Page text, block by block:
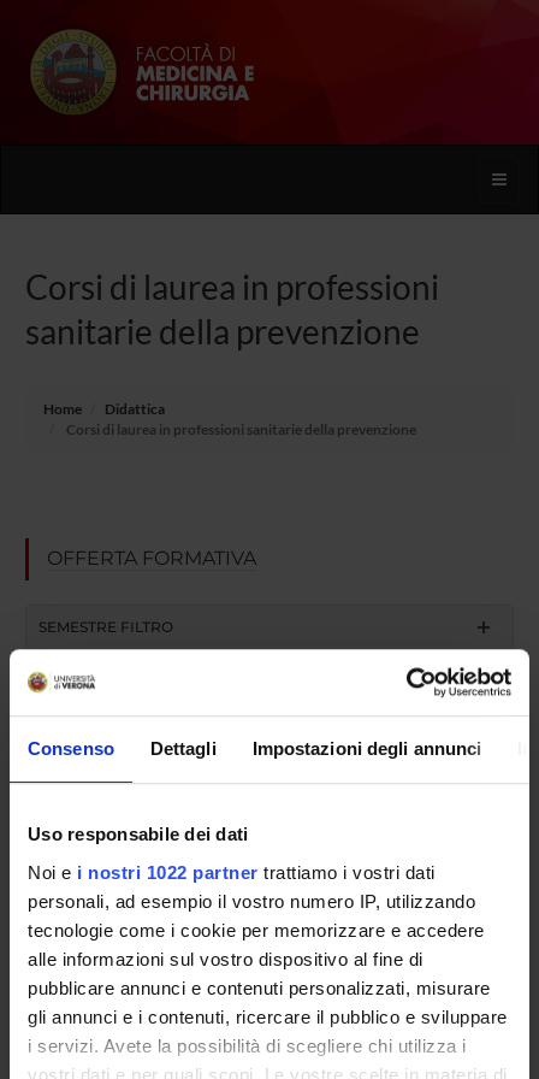
Consenso Dettagli Impostazioni degli annunci
Uso responsabile dei dati
Noi e i nostri 1022 partner trattiamo i vostri dati
personali, ad esempio il vostro numero IP, utilizzando
tecnologie come i cookie per memorizzare e accedere
alle informazioni sul vostro dispositivo al fine di
pubblicare annunci e contenuti personalizzati, misurare
gli annunci e i contenuti, ricercare il pubblico e sviluppare
i servizi. Avete la possibilità di scegliere chi utilizza i
vostri dati e per quali scopi. Le vostre scelte in materia di
Toggle
Corsi di laurea in professioni
sanitarie della prevenzione
Home
Didattica
Corsi di laurea in professioni sanitarie della prevenzione
OFFERTA FORMATIVA
SEMESTRE FILTRO
CORSI DI LAUREA
POST LAUREA
Offerta formativa